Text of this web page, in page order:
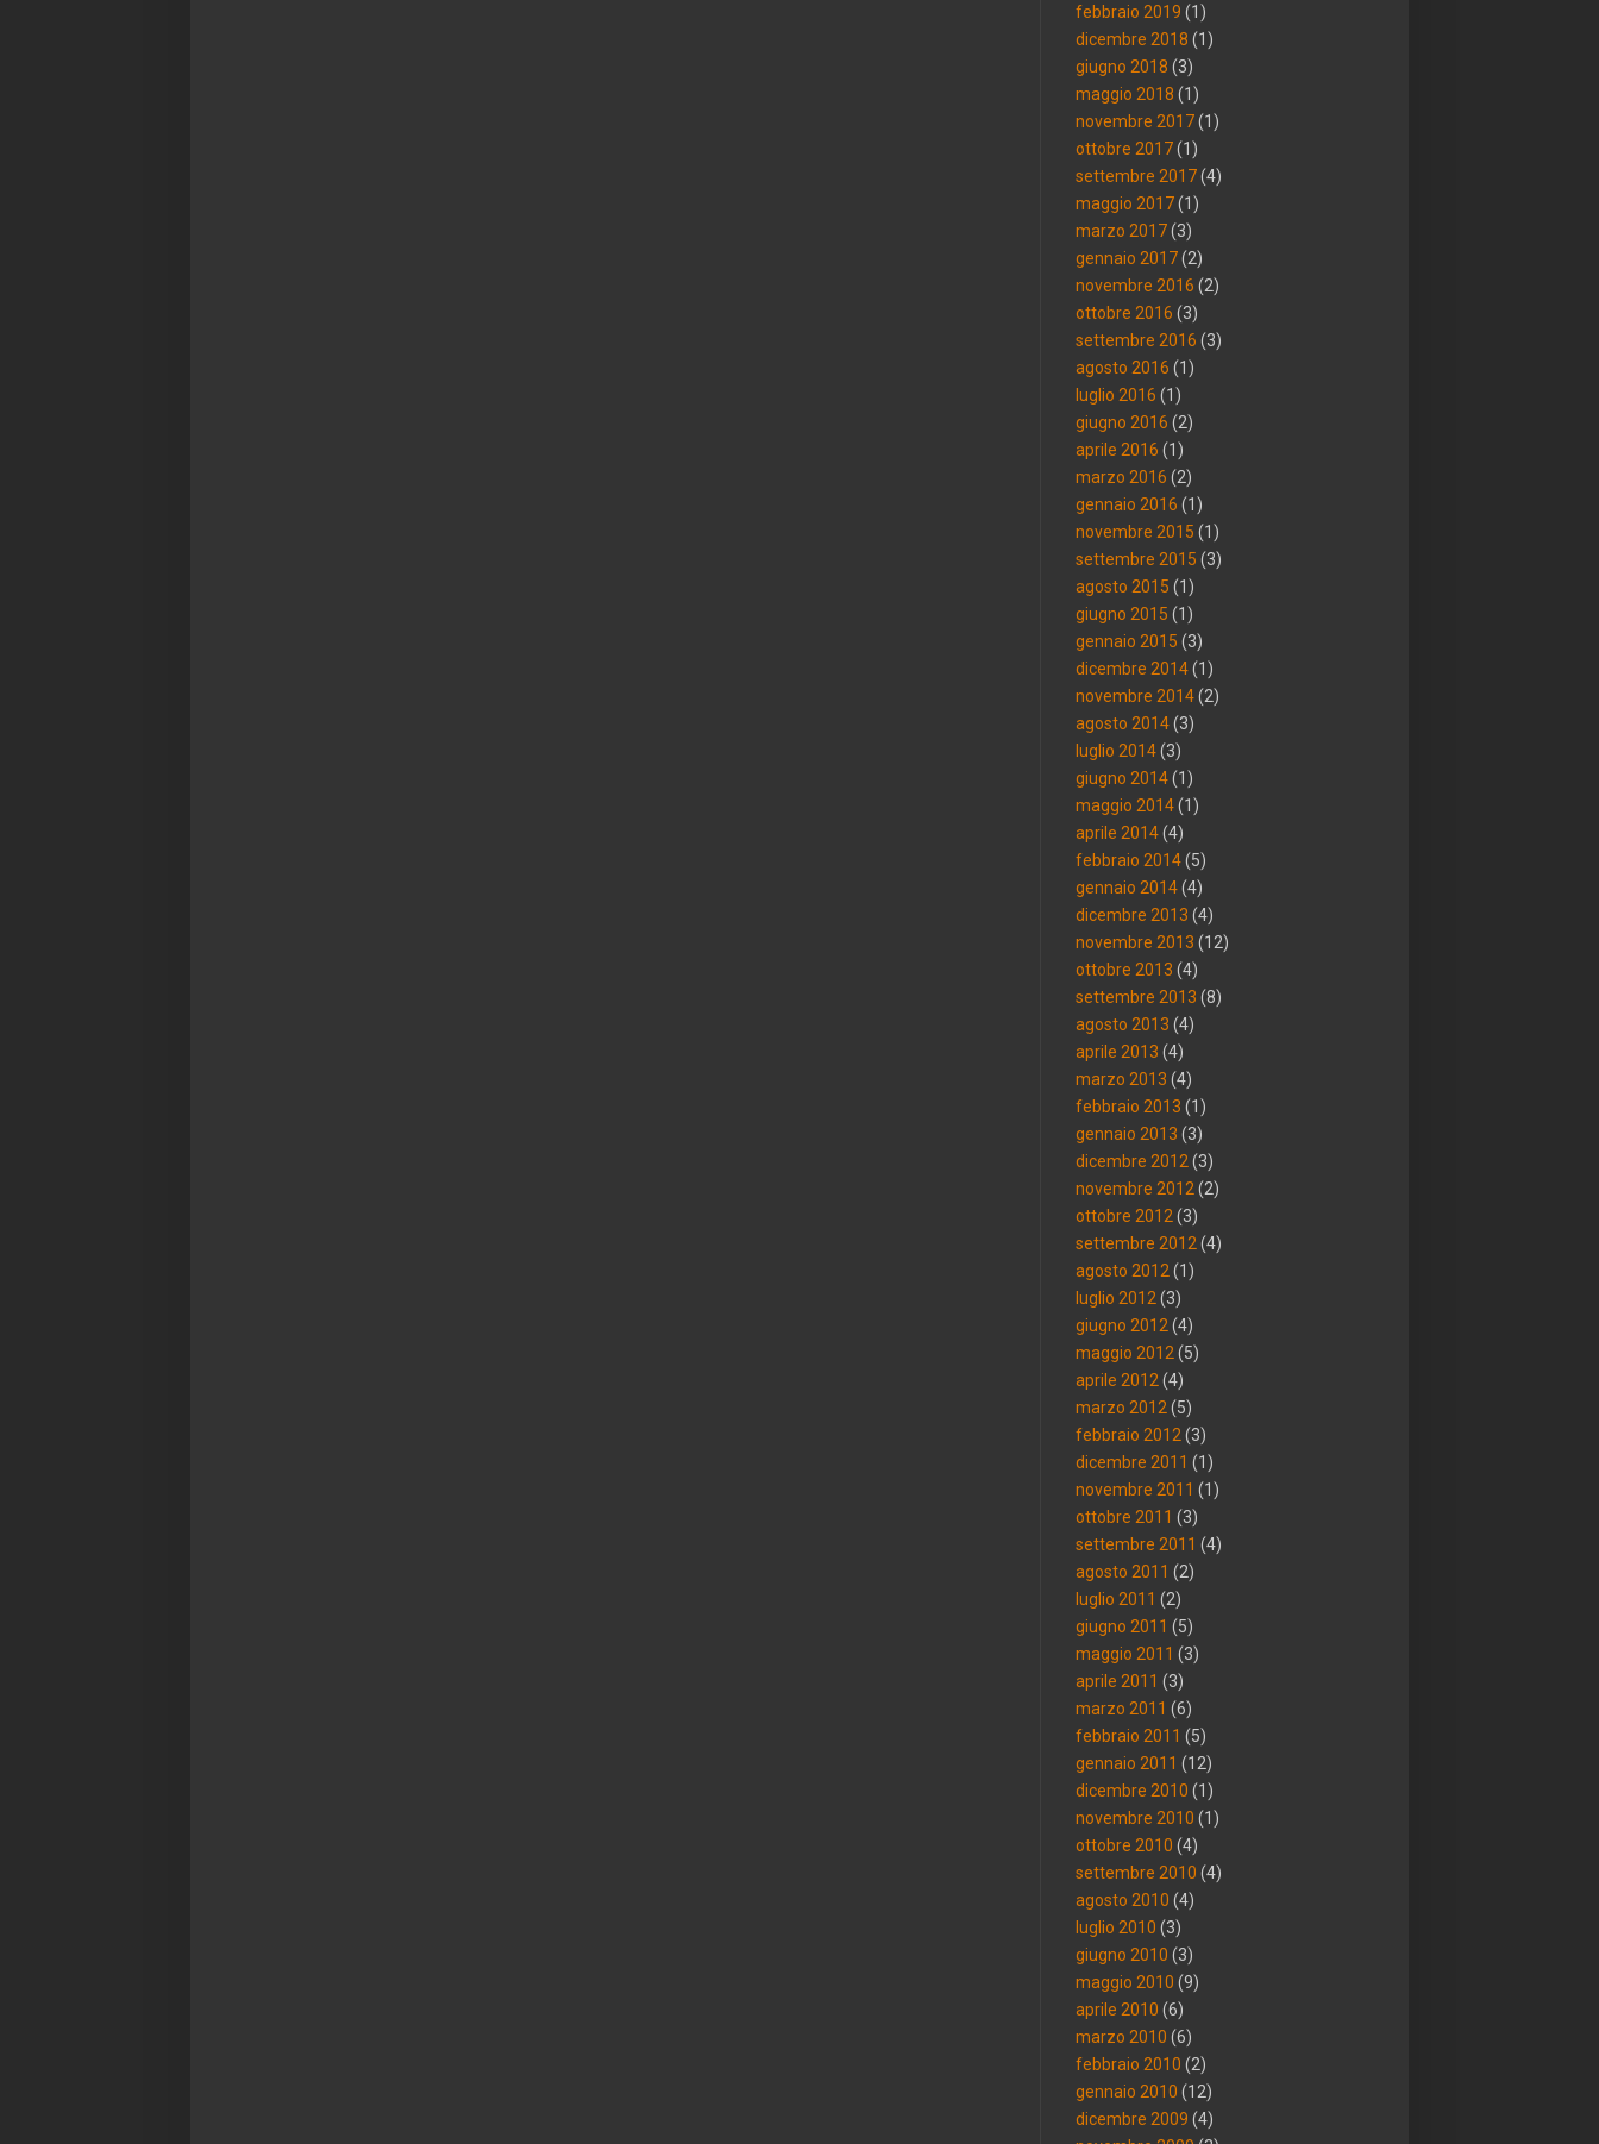
febbraio 2019 (1)
dicembre 2018 (1)
giugno 2018 (3)
maggio 2018 (1)
novembre 2017(1)
ottobre 2017(1)
settembre 2017(4)
maggio 2017(1)
marzo 2017(3)
gennaio 2017(2)
novembre 2016 (2)
ottobre 2016 (3)
settembre 2016 (3)
agosto 2016 (1)
luglio 2016 (1)
giugno 2016 (2)
aprile 2016 (1)
marzo 2016 (2)
gennaio 2016 (1)
novembre 2015 (1)
settembre 2015 (3)
agosto 2015 (1)
giugno 2015 (1)
gennaio 2015 (3)
dicembre 2014(1)
novembre 2014(2)
agosto 2014(3)
luglio 2014(3)
giugno 2014(1)
maggio 2014(1)
aprile 2014(4)
febbraio 2014(5)
gennaio 2014(4)
dicembre 2013 (4)
novembre 2013 (12)
ottobre 2013 (4)
settembre 2013 (8)
agosto 2013 (4)
aprile 2013 (4)
marzo 2013 (4)
febbraio 2013 (1)
gennaio 2013 (3)
dicembre 2012 (3)
novembre 2012 (2)
ottobre 2012 (3)
settembre 2012 (4)
agosto 2012 (1)
luglio 2012 (3)
giugno 2012 (4)
maggio 2012 (5)
aprile 2012 (4)
marzo 2012 (5)
febbraio 2012 (3)
dicembre 2011 (1)
novembre 2011 (1)
ottobre 2011 (3)
settembre 2011 (4)
agosto 2011 (2)
luglio 2011 (2)
giugno 2011 (5)
maggio 2011 (3)
aprile 2011 (3)
marzo 2011 (6)
febbraio 2011 (5)
gennaio 2011 (12)
dicembre 2010 (1)
novembre 2010 (1)
ottobre 2010 (4)
settembre 2010 (4)
agosto 2010 (4)
luglio 2010 (3)
giugno 2010 (3)
maggio 2010 (9)
aprile 2010 (6)
marzo 2010 (6)
febbraio 2010 (2)
gennaio 2010 (12)
dicembre 2009 (4)